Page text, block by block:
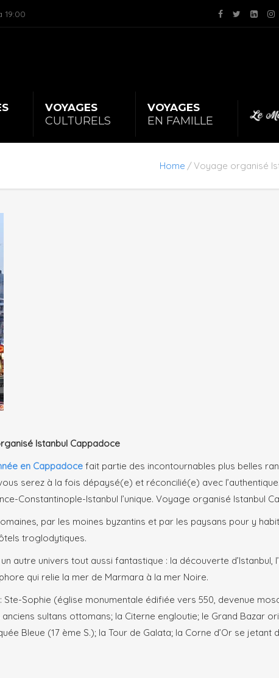
19:00
VOYAGES
CULTURELS
VOYAGES
EN FAMILLE
Home Voyage organisé
Istanbul Cappadoce
en Cappadoce fait partie des incontournables plus belles
serez à la fois dépaysé(e) et réconcilié(e) avec
Constantinople-Istanbul l’unique. Voyage organisé Istanbul
par les moines byzantins et par les paysans pour y
troglodytiques.
autre univers tout aussi fantastique : la découverte d’Istanbul,
qui relie la mer de Marmara à la mer Noire.
Sophie (église monumentale édifiée vers 550, devenue
sultans ottomans; la Citerne engloutie; le Grand Bazar
Bleue (17 ème S.); la Tour de Galata; la Corne d’Or se jetant